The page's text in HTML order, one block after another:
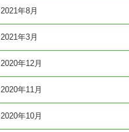
2021年8月
2021年3月
2020年12月
2020年11月
2020年10月